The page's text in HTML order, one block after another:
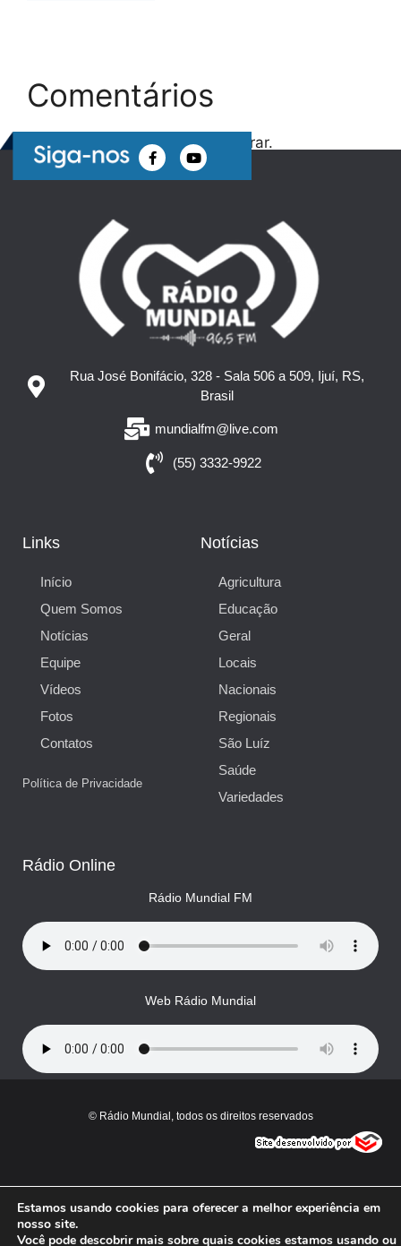
Comentários
Nenhum comentário para mostrar.
Rua José Bonifácio, 328 - Sala 506 a 509, Ijuí, RS,
Brasil
mundialfm@live.com
(55) 3332-9922
Links
Início
Quem Somos
Notícias
Equipe
Vídeos
Fotos
Contatos
Política de Privacidade
Notícias
Agricultura
Educação
Geral
Locais
Nacionais
Regionais
São Luíz
Saúde
Variedades
Rádio Online
Rádio Mundial FM
Web Rádio Mundial
© Rádio Mundial, todos os direitos reservados
Estamos usando cookies para oferecer a melhor experiência em
nosso site.
Você pode descobrir mais sobre quais cookies estamos usando ou